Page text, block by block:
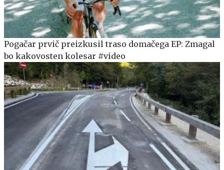
Pogačar prvič preizkusil traso domačega EP: Zmagal
bo kakovosten kolesar #video